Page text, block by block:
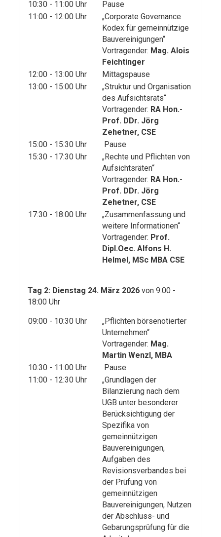
10:30 - 11:00 Uhr
Pause
11:00 - 12:00 Uhr
„Corporate Governance
Kodex für gemeinnützige
Bauvereinigungen“
Vortragender: Mag. Alois
Feichtinger
12:00 - 13:00 Uhr
Mittagspause
13:00 - 15:00 Uhr
„Struktur und Organisation
des Aufsichtsrats“
Vortragender: RA Hon.-
Prof. DDr. Jörg
Zehetner, CSE
15:00 - 15:30 Uhr
Pause
15:30 - 17:30 Uhr
„Rechte und Pflichten von
Aufsichtsräten“
Vortragender: RA Hon.-
Prof. DDr. Jörg
Zehetner, CSE
17:30 - 18:00 Uhr
„Zusammenfassung und
weitere Informationen“
Vortragender: Prof.
Dipl.Oec. Alfons H.
Helmel, MSc MBA CSE
Tag 2: Dienstag 24. März 2026 von 9:00 -
18:00 Uhr
09:00 - 10:30 Uhr
„Pflichten börsenotierter
Unternehmen“
Vortragender: Mag.
Martin Wenzl, MBA
10:30 - 11:00 Uhr
Pause
11:00 - 12:30 Uhr
„Grundlagen der
Bilanzierung nach dem
UGB unter besonderer
Berücksichtigung der
Spezifika von
gemeinnützigen
Bauvereinigungen,
Aufgaben des
Revisionsverbandes bei
der Prüfung von
gemeinnützigen
Bauvereinigungen, Nutzen
der Abschluss- und
Gebarungsprüfung für die